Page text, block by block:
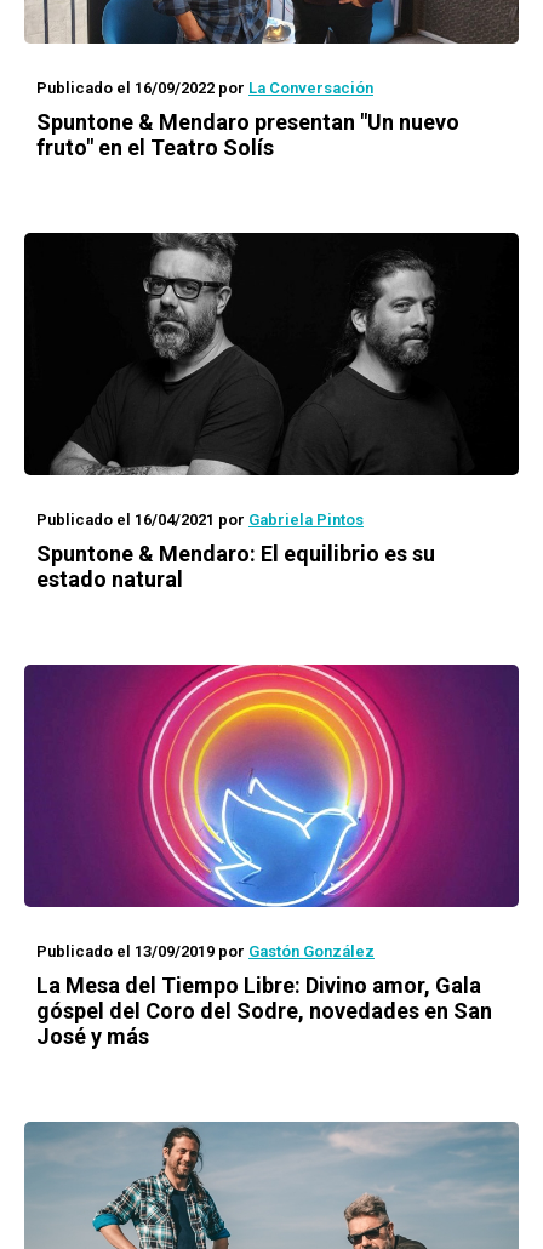
Publicado el 16/09/2022 por La Conversación
Spuntone & Mendaro presentan "Un nuevo
fruto" en el Teatro Solís
Publicado el 16/04/2021 por Gabriela Pintos
Spuntone & Mendaro: El equilibrio es su
estado natural
Publicado el 13/09/2019 por Gastón González
La Mesa del Tiempo Libre: Divino amor, Gala
góspel del Coro del Sodre, novedades en San
José y más